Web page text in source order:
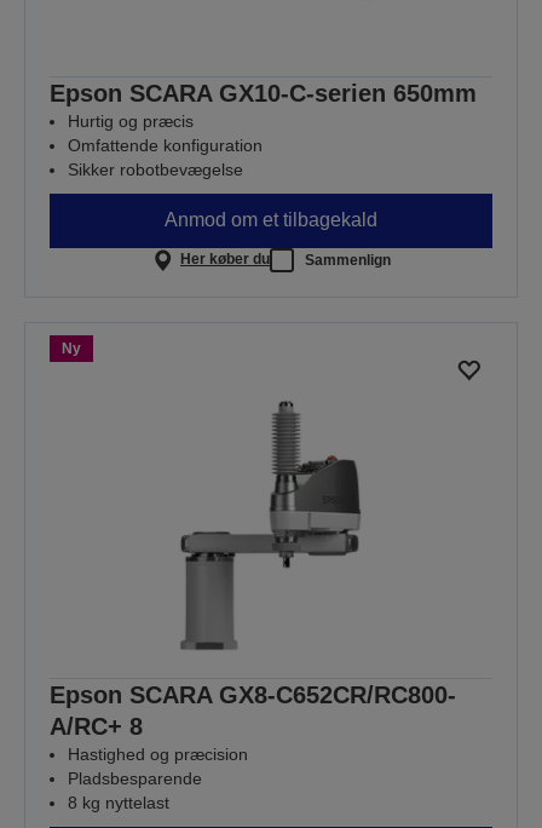
Epson SCARA GX10-C-serien 650mm
Hurtig og præcis
Omfattende konfiguration
Sikker robotbevægelse
Anmod om et tilbagekald
Her køber du Sammenlign
Ny
Epson SCARA GX8-C652CR/RC800-
A/RC+ 8
Hastighed og præcision
Pladsbesparende
8 kg nyttelast